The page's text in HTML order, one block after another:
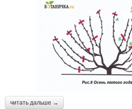
читать дальше →